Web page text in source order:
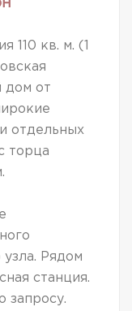
110 кв. м. (1
дом от
отдельных
торца
узла. Рядом
станция.
запросу.